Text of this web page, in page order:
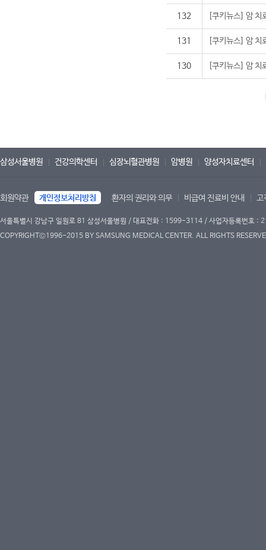
132 [쿠키뉴스] 암 치
131 [쿠키뉴스] 암 치
130 [쿠키뉴스] 암 치
삼성서울병원 건강의학센터 심장뇌혈관병원 암병원 양성자치료센터
회원약관 개인정보처리방침 환자의 권리와 의무 비급여 진료비 안내 고
서울특별시 강남구 일원로 81 삼성서울병원 / 대표전화 : 1599-3114 / 사업자등록번호
COPYRIGHT©1996-2015 BY SAMSUNG MEDICAL CENTER. ALL RIGHTS